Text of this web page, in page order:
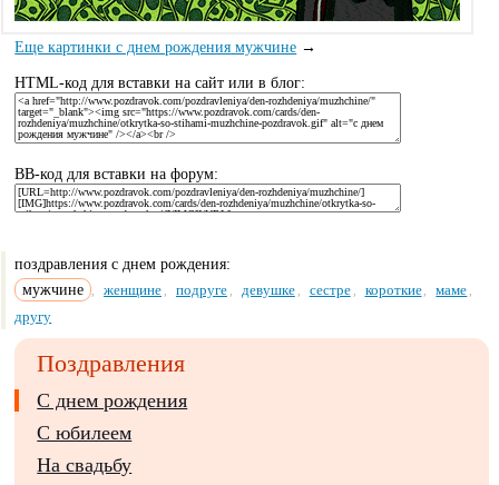
Еще картинки с днем рождения мужчине →
HTML-код для вставки на сайт или в блог:
BB-код для вставки на форум:
поздравления с днем рождения:
мужчине
женщине подруге девушке сестре короткие маме
другу
Поздравления
С днем рождения
С юбилеем
На свадьбу